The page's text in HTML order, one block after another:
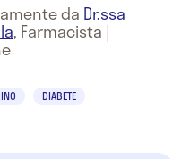
da Dr.ssa
, Farmacista |
DIABETE